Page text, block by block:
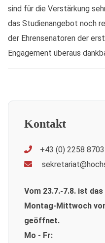
sind für die Verstärkung
das Studienangebot noch
der Ehrensenatoren der
Engagement überaus
Kontakt
+43 (0) 2258
Vom 23.7.-7.8. ist
Montag-Mittwoch
geöffnet.
Mo - Fr: